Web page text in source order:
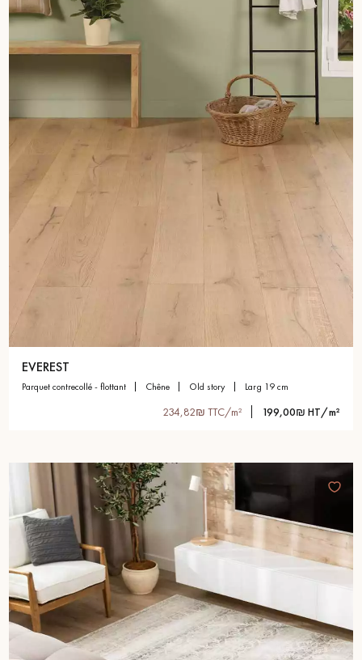
EVEREST
parquet contrecollé - flottant chêne old story larg 19 cm
234,82₪ TTC/m² 199,00₪ HT/m²